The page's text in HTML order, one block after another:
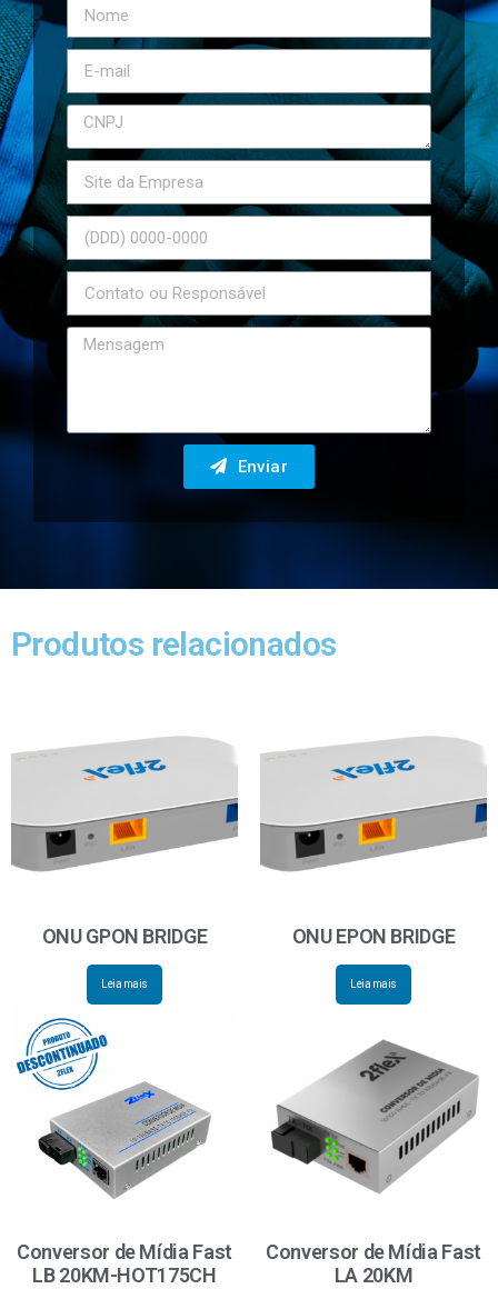
Enviar
Produtos relacionados
ONU GPON BRIDGE
Leia mais
ONU EPON BRIDGE
Leia mais
Conversor de Mídia Fast
LB 20KM-HOT175CH
Conversor de Mídia Fast
LA 20KM